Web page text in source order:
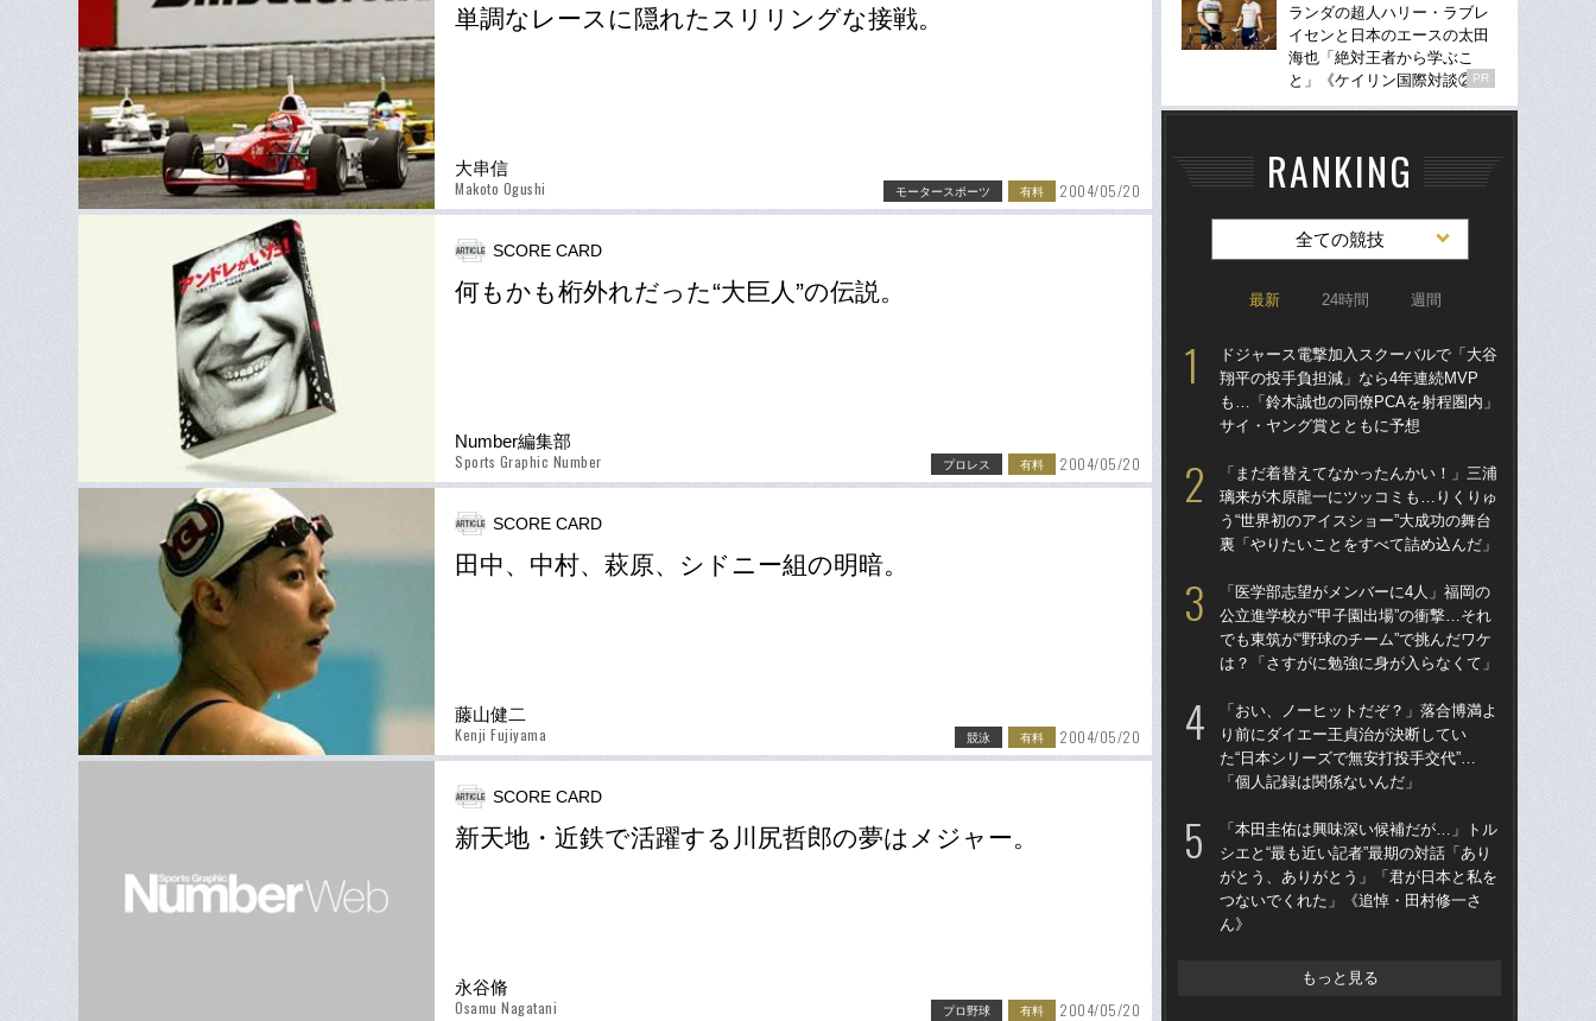
単調なレースに隠れたスリリングな接戦。
大串信
Makoto Ogushi モータースポーツ 有料 2004/05/20
SCORE CARD
何もかも桁外れだった“大巨人”の伝説。
Number編集部
Sports Graphic Number プロレス 有料 2004/05/20
SCORE CARD
田中、中村、萩原、シドニー組の明暗。
藤山健二
Kenji Fujiyama 競泳 有料 2004/05/20
SCORE CARD
新天地・近鉄で活躍する川尻哲郎の夢はメジャー。
永谷脩
Osamu Nagatani プロ野球 有料 2004/05/20
ランダの超人ハリー・ラブレ
イセンと日本のエースの太田
海也「絶対王者から学ぶこ
と」《ケイリン国際対談②》
PR
RANKING
全ての競技
最新 24時間 週間
ドジャース電撃加入スクーバルで「大谷
翔平の投手負担減」なら4年連続MVP
も…「鈴木誠也の同僚PCAを射程圏内」
サイ・ヤング賞とともに予想
「まだ着替えてなかったんかい！」三浦
璃来が木原龍一にツッコミも…りくりゅ
う“世界初のアイスショー”大成功の舞台
裏「やりたいことをすべて詰め込んだ」
「医学部志望がメンバーに4人」福岡の
公立進学校が“甲子園出場”の衝撃…それ
でも東筑が“野球のチーム”で挑んだワケ
は？「さすがに勉強に身が入らなくて」
「おい、ノーヒットだぞ？」落合博満よ
り前にダイエー王貞治が決断してい
た“日本シリーズで無安打投手交代”…
「個人記録は関係ないんだ」
「本田圭佑は興味深い候補だが…」トル
シエと“最も近い記者”最期の対話「あり
がとう、ありがとう」「君が日本と私を
つないでくれた」《追悼・田村修一さ
ん》
もっと見る